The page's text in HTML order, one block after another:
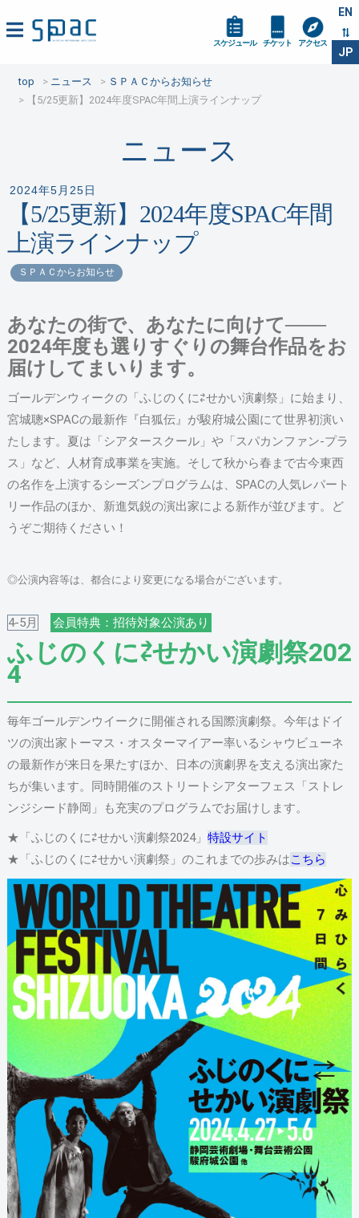
EN
JP
スケジュール チケット アクセス
top ニュース
ＳＰＡＣからお知らせ
【5/25更新】2024年度SPAC年間上演ラインナップ
ニュース
2024年5月25日
【5/25更新】2024年度SPAC年間
上演ラインナップ
ＳＰＡＣからお知らせ
あなたの街で、あなたに向けて───
2024年度も選りすぐりの舞台作品をお
届けしてまいります。
ゴールデンウィークの「ふじのくに⇄せかい演劇祭」に始まり、
宮城聰×SPACの最新作『白狐伝』が駿府城公園にて世界初演い
たします。夏は「シアタースクール」や「スパカンファン-プラ
ス」など、人材育成事業を実施。そして秋から春まで古今東西
の名作を上演するシーズンプログラムは、SPACの人気レパート
リー作品のほか、新進気鋭の演出家による新作が並びます。ど
うぞご期待ください！
◎公演内容等は、都合により変更になる場合がございます。
4-5月 会員特典：招待対象公演あり
ふじのくに⇄せかい演劇祭202
4
毎年ゴールデンウイークに開催される国際演劇祭。今年はドイ
ツの演出家トーマス・オスターマイアー率いるシャウビューネ
の最新作が来日を果たすほか、日本の演劇界を支える演出家た
ちが集います。同時開催のストリートシアターフェス「ストレ
ンジシード静岡」も充実のプログラムでお届けします。
★「ふじのくに⇄せかい演劇祭2024」 特設サイト
★「ふじのくに⇄せかい演劇祭」のこれまでの歩みはこちら